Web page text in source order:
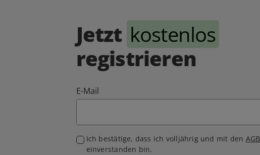
Jetzt kostenlos
registrieren
E-Mail
Ich bestätige, dass ich volljährig und mit den AGB
einverstanden bin.